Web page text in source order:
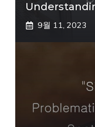
9월 11, 2023